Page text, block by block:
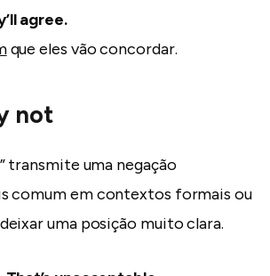
agree.
que eles vão concordar.
not
transmite uma negação
comum em contextos formais ou
uma posição muito clara.